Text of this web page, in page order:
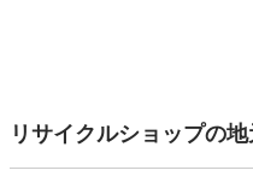
リサイクルショップの